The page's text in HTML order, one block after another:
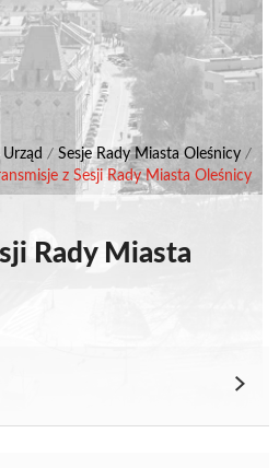
Urząd / Sesje Rady Miasta Oleśnicy /
z Sesji Rady Miasta Oleśnicy
Rady Miasta